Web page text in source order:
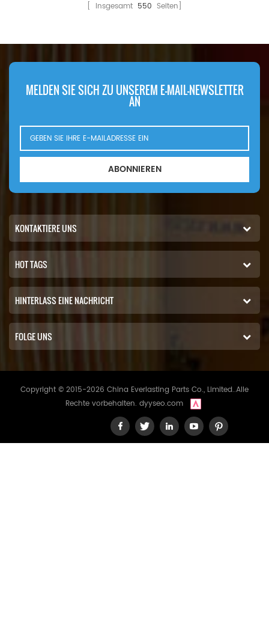
[ Insgesamt 550 Seiten]
MELDEN SIE SICH ZU UNSEREM E-MAIL-NEWSLETTER
AN
ABONNIEREN
KONTAKTIERE UNS
HOT TAGS
HINTERLASS EINE NACHRICHT
FOLGE UNS
Copyright © 2015-2026 China Everlasting Parts Co., Limited..Alle
Rechte vorbehalten. dyyseo.com